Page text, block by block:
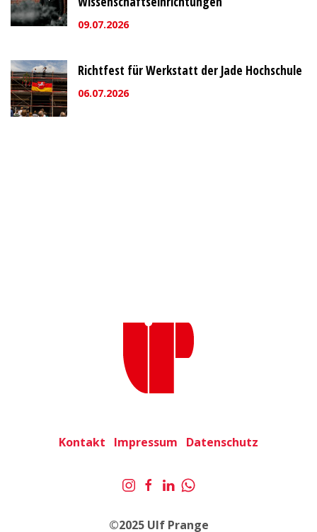
09.07.2026
Richtfest für Werkstatt der Jade Hochschule
06.07.2026
Kontakt Impressum Datenschutz
©2025 Ulf Prange